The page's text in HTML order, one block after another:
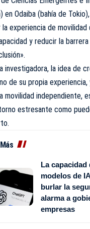
en Odaiba (bahía de
la experiencia de movilidad
y reducir la barrera
investigadora, la idea de
de su propia experiencia,
movilidad independiente,
estresante como
La capacidad
modelos de
burlar la
alarma a
empresas